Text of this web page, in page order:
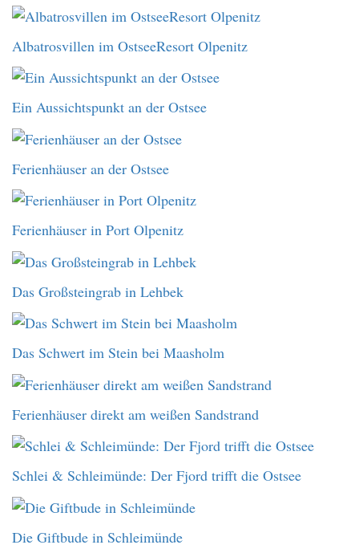
Albatrosvillen im OstseeResort Olpenitz
Ein Aussichtspunkt an der Ostsee
Ferienhäuser an der Ostsee
Ferienhäuser in Port Olpenitz
Das Großsteingrab in Lehbek
Das Schwert im Stein bei Maasholm
Ferienhäuser direkt am weißen Sandstrand
Schlei & Schleimünde: Der Fjord trifft die Ostsee
Die Giftbude in Schleimünde